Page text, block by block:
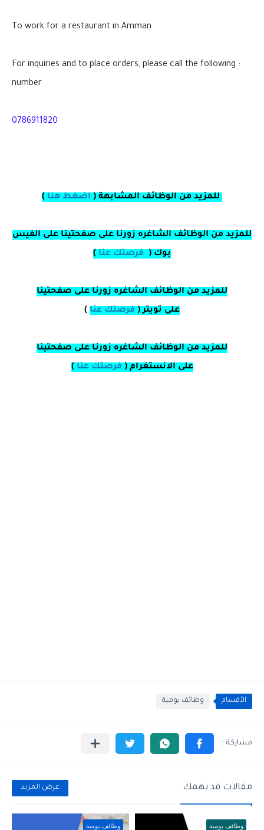
To work for a restaurant in Amman
: For inquiries and to place orders, please call the following
number
0786911820
للمزيد من الوظائف المشابهة ( اضغط هنا )
للمزيد من الوظائف الشاغره زورنا على صفحتينا على الفيس
بوك ( فرصتك عنا )
للمزيد من الوظائف الشاغره زورنا على صفحتينا
على تويتر( فرصتك عنا )
للمزيد من الوظائف الشاغره زورنا على صفحتينا
على الانستغرام ( فرصتك عنا )
الأقسام وظائف يومية
مقالات قد تهمك عرض المزيد
وظائف يومية وظائف يومية